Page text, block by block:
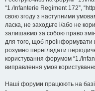
“1./Infanterie Regiment 172”,
свою згоду з наступними
ласка, не заходьте і/або не
залишаємо за собою право
для того, щоб проінформувати
розумно переглядати
користування форумом “1./
виправлення умов
Наші форуми працюють на базі